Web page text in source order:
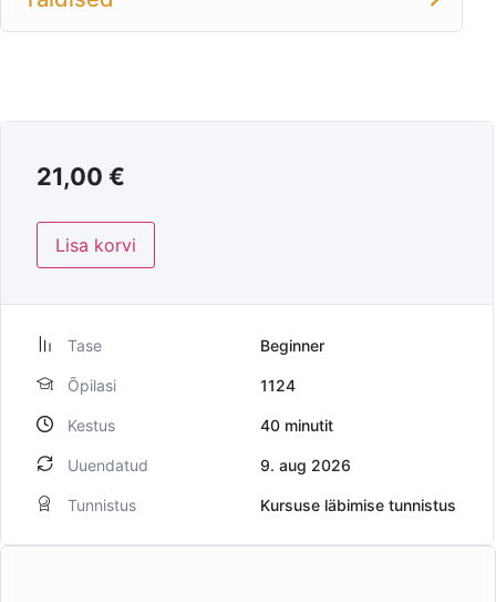
21,00 €
Lisa korvi
Tase Beginner
Õpilasi 1124
Kestus 40minutit
Uuendatud 9. aug 2026
Tunnistus Kursuse läbimise tunnistus